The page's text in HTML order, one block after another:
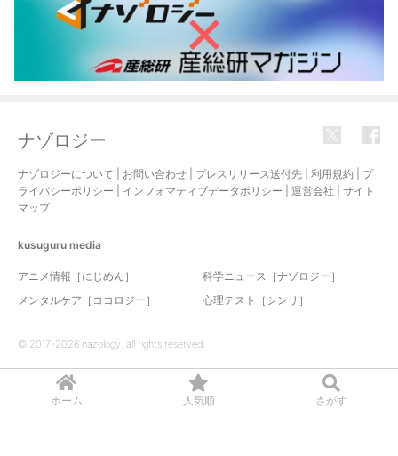
ホーム 人気順 さがす
ナゾロジー
ナゾロジーについて お問い合わせ プレスリリース送付先 利用規約
プ
ライバシーポリシー
インフォマティブデータポリシー 運営会社
サイト
マップ
kusuguru media
アニメ情報［にじめん］
科学ニュース［ナゾロジー］
メンタルケア［ココロジー］
心理テスト［シンリ］
© 2017-2026 nazology. all rights reserved.